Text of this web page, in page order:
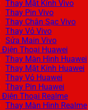
Thay Mặt Kính Vivo
Thay Pin Vivo
Thay Chân Sạc Vivo
Thay Vỏ Vivo
Sửa Main Vivo
Điện Thoại Huawei
Thay Màn Hình Huawei
Thay Mặt Kính Huawei
Thay Vỏ Huawei
Thay Pin Huawei
Điện Thoại Realme
Thay Màn Hình Realme